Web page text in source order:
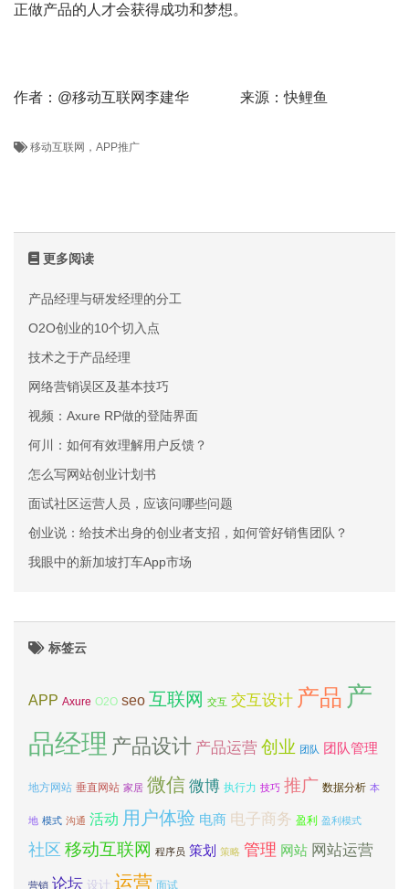
正做产品的人才会获得成功和梦想。
作者：@移动互联网李建华 来源：快鲤鱼
移动互联网，APP推广
更多阅读
产品经理与研发经理的分工
O2O创业的10个切入点
技术之于产品经理
网络营销误区及基本技巧
视频：Axure RP做的登陆界面
何川：如何有效理解用户反馈？
怎么写网站创业计划书
面试社区运营人员，应该问哪些问题
创业说：给技术出身的创业者支招，如何管好销售团队？
我眼中的新加坡打车App市场
标签云
APP Axure O2O seo 互联网 交互 交互设计 产品 产
品经理 产品设计 产品运营 创业 团队 团队管理
地方网站 垂直网站 家居 微信 微博 执行力 技巧 推广 数据分析 本
地 模式 沟通 活动 用户体验 电商 电子商务 盈利 盈利模式
社区 移动互联网 程序员 策划 策略 管理 网站 网站运营
营销 论坛 设计 运营 面试